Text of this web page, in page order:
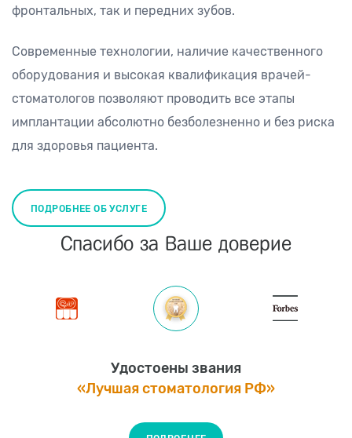
фронтальных, так и передних зубов.
Современные технологии, наличие качественного
оборудования и высокая квалификация врачей-
стоматологов позволяют проводить все этапы
имплантации абсолютно безболезненно и без риска
для здоровья пациента.
ПОДРОБНЕЕ ОБ УСЛУГЕ
Спасибо за Ваше доверие
Удостоены звания
«Лучшая стоматология РФ»